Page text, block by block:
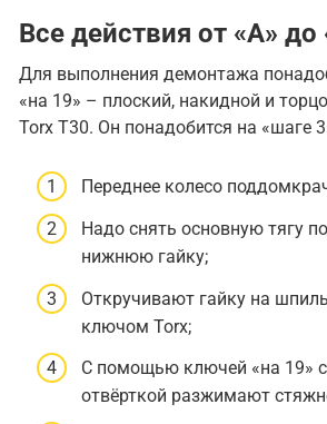
Все действия от «А» до
Для выполнения демонтажа
«на 19» – плоский, накидной и
Torx T30. Он понадобится на «шаге
Переднее колесо
Надо снять основную тягу
нижнюю гайку;
Откручивают гайку на
ключом Torx;
С помощью ключей «на 19»
отвёрткой разжимают